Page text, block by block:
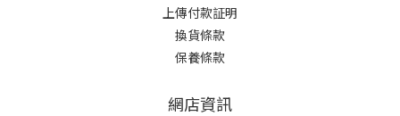
上傳付款証明
換貨條款
保養條款
網店資訊